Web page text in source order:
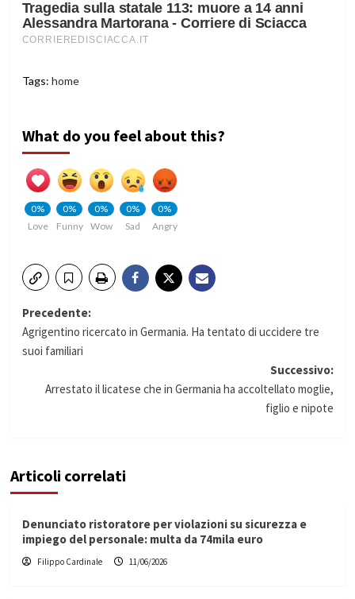
Tags: home
What do you feel about this?
0%
Love
0%
Funny
0%
Wow
0%
Sad
0%
Angry
Navigazione
articolo
Precedente:
Agrigentino ricercato in Germania. Ha tentato di uccidere tre
suoi familiari
Successivo:
Arrestato il licatese che in Germania ha accoltellato moglie,
figlio e nipote
Articoli correlati
Denunciato ristoratore per violazioni su sicurezza e
impiego del personale: multa da 74mila euro
Filippo Cardinale 11/06/2026